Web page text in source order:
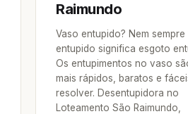
Raimundo
Vaso entupido? Nem
entupido significa esgoto
Os entupimentos no vaso
mais rápidos, baratos e
resolver. Desentupidora no
Loteamento São Raimundo,